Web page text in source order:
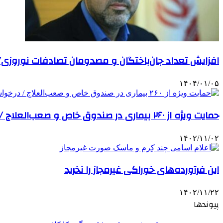
افزایش تعداد جان‌باختگان و مصدومان تصادفات نوروزی/ ۳۳۴ فوتی و ۸۳۰۰
۱۴۰۴/۰۱/۰۵
حمایت ویژه از ۲۶۰ بیماری در صندوق خاص و صعب‌العلاج / درخواست بودجه ۱۸ همتی برای ۱۴۰۴
۱۴۰۲/۱۱/۰۲
این فرآورده‌های خوراکی غیرمجاز را نخرید
۱۴۰۲/۱۱/۲۲
پیوندها